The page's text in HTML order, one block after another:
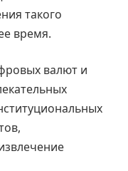
такого
время.
валют и